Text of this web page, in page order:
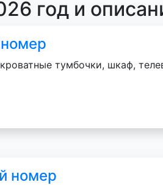
год и
тумбочки, шкаф,
номер